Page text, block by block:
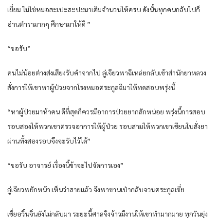
เยี่ยม ไม่ใช่หมอสะเปะสะปะมาเติมจำนวนให้ครบ ดังนั้นทุกคนกลับไปก็
อ่านตำรามากๆ ศึกษามาให้ดี ”
“ขอรับ”
คนไม่น้อยต่างส่งเสียงรับคำจากไป ลู่เจียวพาฉีเหล่ยกลับเข้าสำนักยาหลวง
สั่งการให้เขาหาผู้ป่วยจากโรงหมอตระกูลฉีมาให้ทดสอบพรุ่งนี้
“หาผู้ป่วยมาห้าคน ดีที่สุดก็ควรมีอาการป่วยยากสักหน่อย พรุ่งนี้การสอบ
รอบสองให้พวกเขาตรวจอาการให้ผู้ป่วย รอบสามให้พวกเขาเขียนใบสั่งยา
ผ่านทั้งสองรอบจึงจะรับไว้ได้”
“ขอรับ อาจารย์ เรื่องนี้ข้าจะไปจัดการเอง”
ลู่เจียวพยักหน้า เห็นว่าสายแล้ว จึงพาซานเป่ากลับจวนตระกูลเซี่ย
เซี่ยอวิ๋นจิ่นยังไม่กลับมา ระยะนี้ศาลจิงจ้าวมีงานให้เขาทำมากมาย ทุกวันยุ่ง